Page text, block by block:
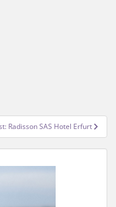
Radisson SAS Hotel Erfurt